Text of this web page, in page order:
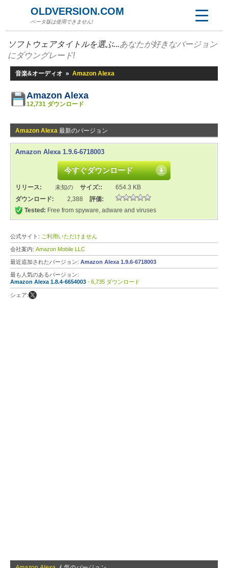
OLDVERSION.COM
ベータ版は使用できません!
ソフトウェアタイトルを選ぶ...あなたが好きなバージョン
にダウングレード!
音楽&オーディオ » Amazon Alexa
Amazon Alexa
12,731 ダウンロード
Amazon Alexa 最新のバージョン
Amazon Alexa 1.9.6-6718003
今すぐダウンロード
リリース: 未知の サイズ::
654.3 KB
ダウンロード:
2,388
評価:
Tested: Free from spyware, adware and viruses
公式サイト: ご利用いただけません
会社案内: Amazon Mobile LLC
最近追加されたバージョン: Amazon Alexa 1.9.6-6718003
最も人気のあるバージョン:
Amazon Alexa 1.8.4-6654003 - 6,735 ダウンロード
シェア: